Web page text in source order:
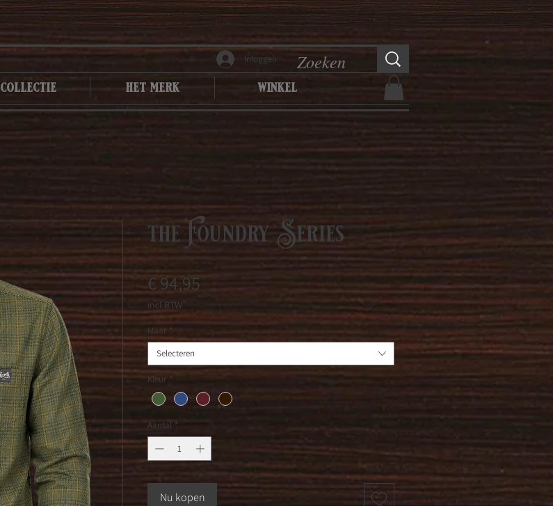
collectie het merk winkel
Inloggen
the Foundry Series
€ 94,95 Prijs
incl.BTW
Maat *
Selecteren
Kleur *
Aantal *
Nu kopen